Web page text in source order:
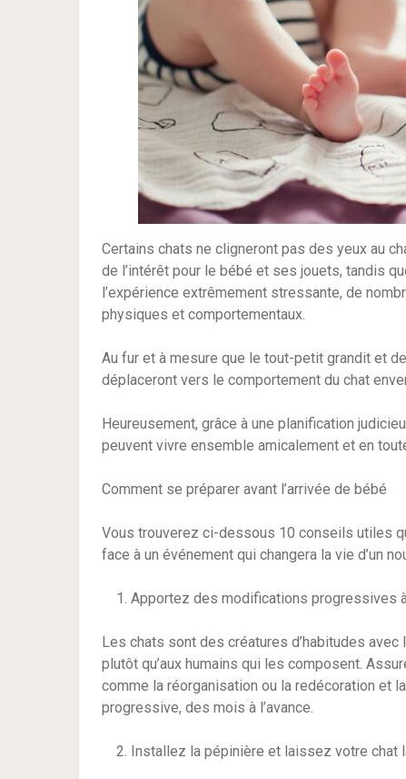
Certains chats ne cligneront pas des yeux au
de l’intérêt pour le bébé et ses jouets, tandis
l’expérience extrêmement stressante, de
physiques et comportementaux.
Au fur et à mesure que le tout-petit grandit et
déplaceront vers le comportement du chat
Heureusement, grâce à une planification
peuvent vivre ensemble amicalement et en
Comment se préparer avant l’arrivée de bébé
Vous trouverez ci-dessous 10 conseils utiles
face à un événement qui changera la vie d’un
Apportez des modifications progressives
Les chats sont des créatures d’habitudes
plutôt qu’aux humains qui les composent.
comme la réorganisation ou la redécoration et
progressive, des mois à l’avance.
Installez la pépinière et laissez votre chat